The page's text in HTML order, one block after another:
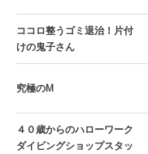
ココロ整うゴミ退治！片付
けの鬼子さん
究極のM
４０歳からのハローワーク
ダイビングショップスタッ